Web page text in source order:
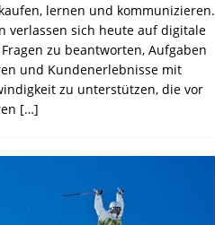
lernen und kommunizieren.
verlassen sich heute auf digitale
zu beantworten, Aufgaben
und Kundenerlebnisse mit
zu unterstützen, die vor
[…]